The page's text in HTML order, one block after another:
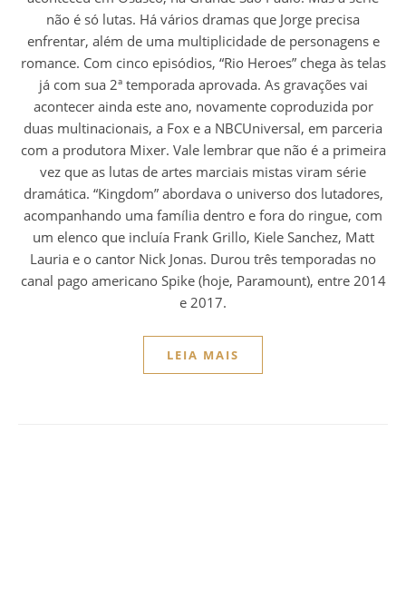
não é só lutas. Há vários dramas que Jorge precisa
enfrentar, além de uma multiplicidade de personagens e
romance. Com cinco episódios, “Rio Heroes” chega às telas
já com sua 2ª temporada aprovada. As gravações vai
acontecer ainda este ano, novamente coproduzida por
duas multinacionais, a Fox e a NBCUniversal, em parceria
com a produtora Mixer. Vale lembrar que não é a primeira
vez que as lutas de artes marciais mistas viram série
dramática. “Kingdom” abordava o universo dos lutadores,
acompanhando uma família dentro e fora do ringue, com
um elenco que incluía Frank Grillo, Kiele Sanchez, Matt
Lauria e o cantor Nick Jonas. Durou três temporadas no
canal pago americano Spike (hoje, Paramount), entre 2014
e 2017.
LEIA MAIS